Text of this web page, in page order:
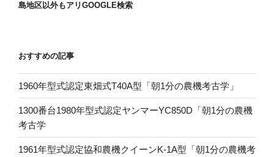
島地区以外もアリGOOGLE検索
おすすめの記事
1960年型式認定東畑式T40A型「朝1分の農機考古学」
1300番台1980年型式認定ヤンマーYC850D「朝1分の農機
考古学
1961年型式認定協和農機クイーンK-1A型「朝1分の農機考